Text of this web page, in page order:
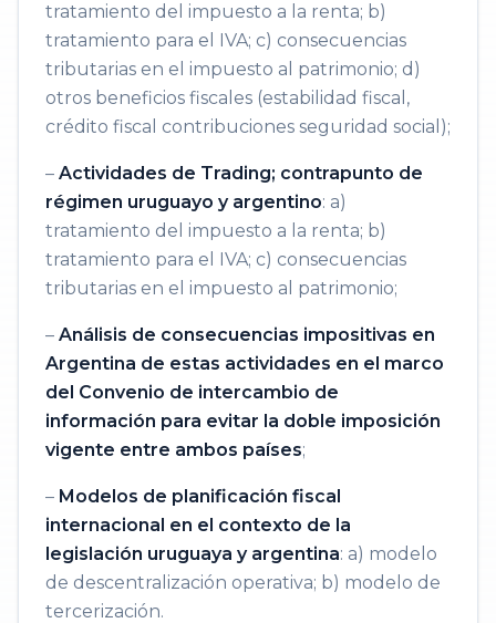
tratamiento del impuesto a la renta; b)
tratamiento para el IVA; c) consecuencias
tributarias en el impuesto al patrimonio; d)
otros beneficios fiscales (estabilidad fiscal,
crédito fiscal contribuciones seguridad social);
– Actividades de Trading; contrapunto de
régimen uruguayo y argentino: a)
tratamiento del impuesto a la renta; b)
tratamiento para el IVA; c) consecuencias
tributarias en el impuesto al patrimonio;
– Análisis de consecuencias impositivas en
Argentina de estas actividades en el marco
del Convenio de intercambio de
información para evitar la doble imposición
vigente entre ambos países;
– Modelos de planificación fiscal
internacional en el contexto de la
legislación uruguaya y argentina: a) modelo
de descentralización operativa; b) modelo de
tercerización.